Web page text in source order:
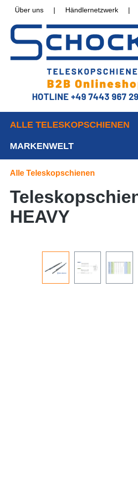
Über uns | Händlernetzwerk |
ALLE TELESKOPSCHIENEN
MARKENWELT
Alle Teleskopschienen
HEAVY